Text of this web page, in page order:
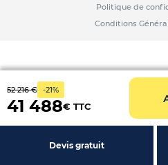
52 216 € -21%
41 488€ TTC
Devis gratuit
Politique de
Conditions